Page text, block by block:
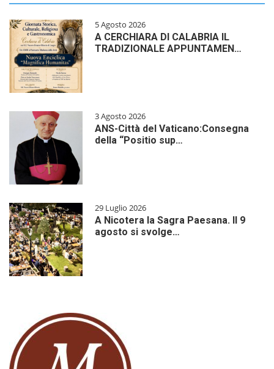
5 Agosto 2026
A CERCHIARA DI CALABRIA IL
TRADIZIONALE APPUNTAMEN…
3 Agosto 2026
ANS-Città del Vaticano:Consegna
della “Positio sup…
29 Luglio 2026
A Nicotera la Sagra Paesana. Il 9
agosto si svolge…